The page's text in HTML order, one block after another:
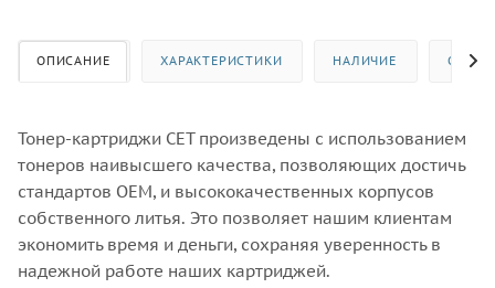
ОПИСАНИЕ ХАРАКТЕРИСТИКИ НАЛИЧИЕ
Тонер-картриджи CET произведены с использованием
тонеров наивысшего качества, позволяющих достичь
стандартов OEM, и высококачественных корпусов
собственного литья. Это позволяет нашим клиентам
экономить время и деньги, сохраняя уверенность в
надежной работе наших картриджей.